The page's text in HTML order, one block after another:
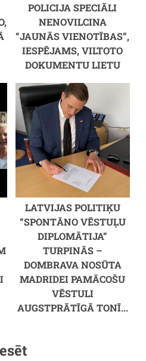
POLICIJA SPECIĀLI
NENOVILCINA
“JAUNĀS VIENOTĪBAS”,
IESPĒJAMS, VILTOTO
DOKUMENTU LIETU
LATVIJAS POLITIĶU
“SPONTĀNO VĒSTUĻU
DIPLOMĀTIJA”
TURPINĀS –
DOMBRAVA NOSŪTA
MADRIDEI PAMĀCOŠU
VĒSTULI
AUGSTPRĀTĪGĀ TONĪ...